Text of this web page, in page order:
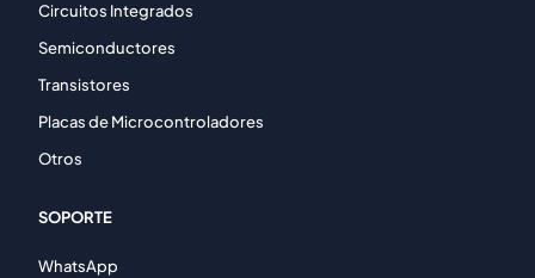
Circuitos Integrados
Semiconductores
Transistores
Placas de Microcontroladores
Otros
SOPORTE
WhatsApp